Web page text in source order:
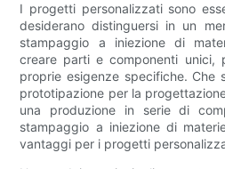
I progetti personalizzati sono
desiderano distinguersi in un
stampaggio a iniezione di
creare parti e componenti unici,
proprie esigenze specifiche. Che
prototipazione per la
una produzione in serie di
stampaggio a iniezione di
vantaggi per i progetti